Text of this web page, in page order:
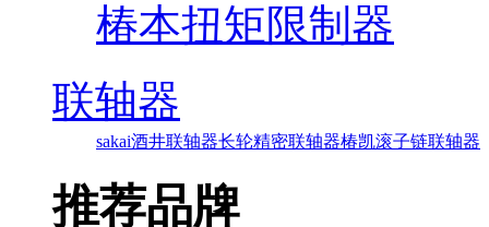
椿本扭矩限制器
联轴器
sakai酒井联轴器长轮精密联轴器椿凯滚子链联轴器
推荐品牌